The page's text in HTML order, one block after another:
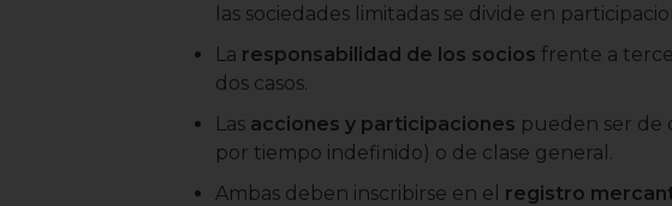
las sociedades limitadas se divide en
La responsabilidad de los socios frente a
dos casos.
Las acciones y participaciones pueden ser de
por tiempo indefinido) o de clase general.
Ambas deben inscribirse en el registro